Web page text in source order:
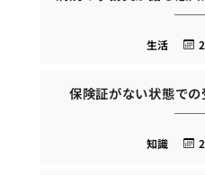
生活
保険証がない状態で
知識